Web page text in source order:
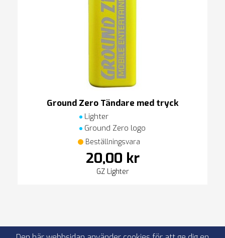
Ground Zero Tändare med tryck
Lighter
Ground Zero logo
Beställningsvara
20,00 kr
GZ Lighter